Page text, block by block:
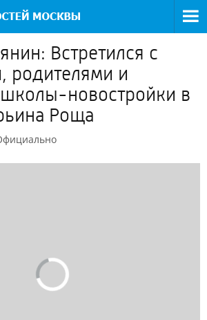
Встретился с
родителями и
новостройки в
Роща